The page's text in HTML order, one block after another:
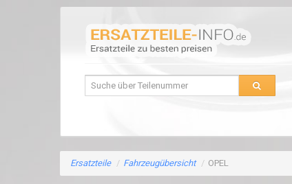
Ersatzteile / Fahrzeugübersicht / OPEL